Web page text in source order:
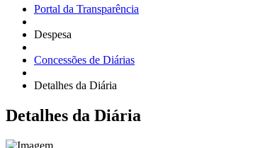
Portal da Transparência
Despesa
Concessões de Diárias
Detalhes da Diária
Detalhes da Diária